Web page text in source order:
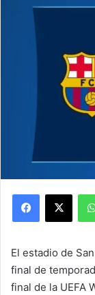
Facebook
X
El estadio de
final de
final de la UEFA